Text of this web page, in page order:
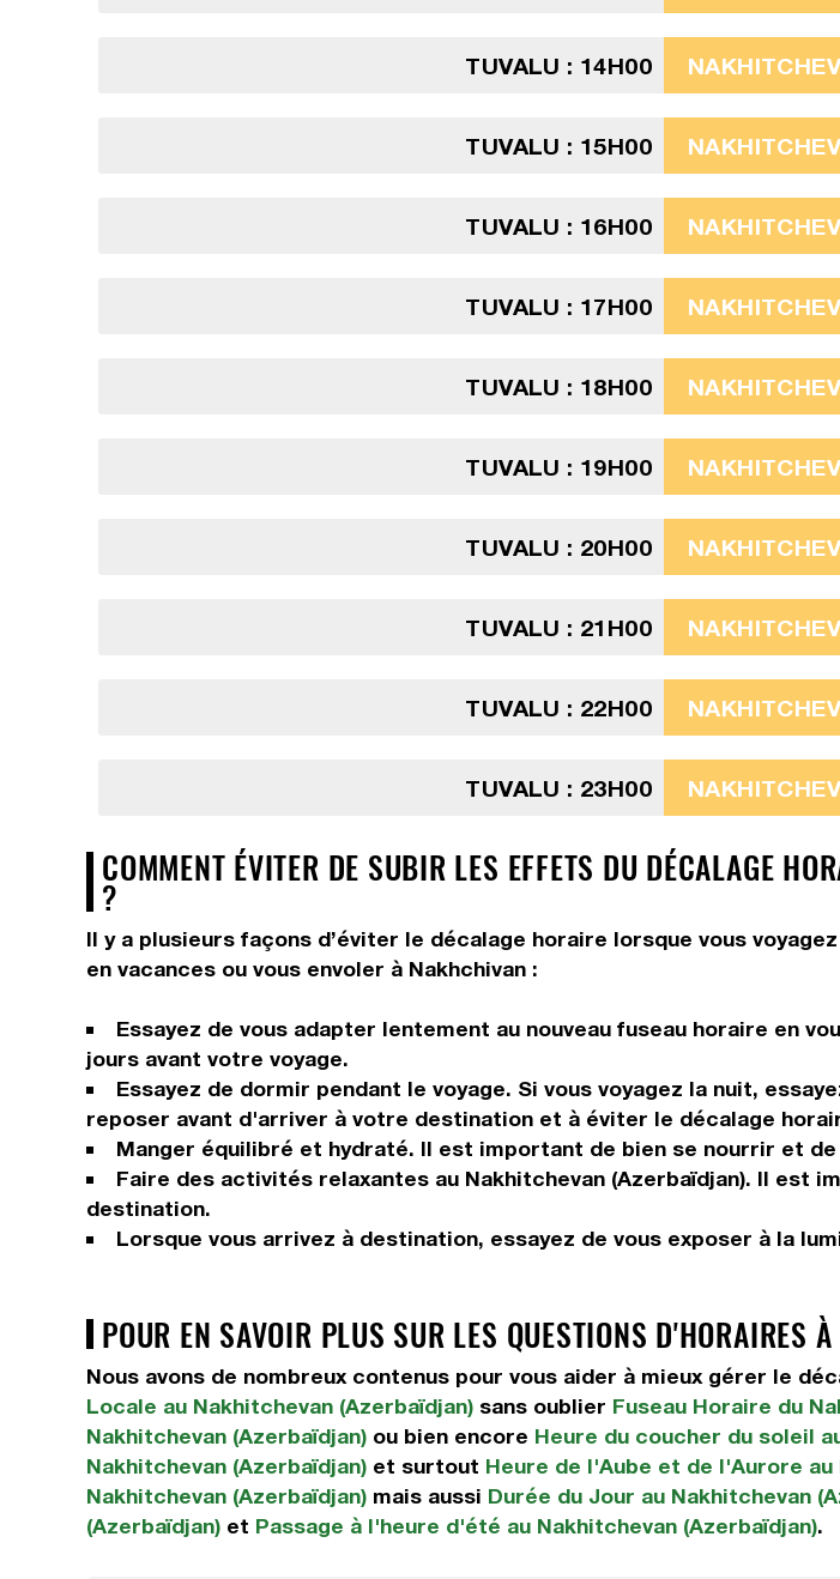
TUVALU : 14H00
TUVALU : 15H00
TUVALU : 16H00
TUVALU : 17H00
TUVALU : 18H00
TUVALU : 19H00
TUVALU : 20H00
TUVALU : 21H00
TUVALU : 22H00
TUVALU : 23H00
COMMENT ÉVITER DE SUBIR LES EFFETS DU DÉCALAGE
?
Il y a plusieurs façons d’éviter le décalage horaire lorsque vous
en vacances ou vous envoler à Nakhchivan :
Essayez de vous adapter lentement au nouveau fuseau horaire en
jours avant votre voyage.
Essayez de dormir pendant le voyage. Si vous voyagez la nuit,
reposer avant d'arriver à votre destination et à éviter le décalage
Manger équilibré et hydraté. Il est important de bien se nourrir et
Faire des activités relaxantes au Nakhitchevan (Azerbaïdjan). Il est
destination.
Lorsque vous arrivez à destination, essayez de vous exposer à la
POUR EN SAVOIR PLUS SUR LES QUESTIONS D'HORAIRES
Nous avons de nombreux contenus pour vous aider à mieux gérer le
Locale au Nakhitchevan (Azerbaïdjan) sans oublier Fuseau Horaire du
Nakhitchevan (Azerbaïdjan) ou bien encore Heure du coucher du soleil
Nakhitchevan (Azerbaïdjan) et surtout Heure de l'Aube et de l'Aurore au
Nakhitchevan (Azerbaïdjan) mais aussi Durée du Jour au Nakhitchevan
(Azerbaïdjan) et Passage à l'heure d'été au Nakhitchevan (Azerbaïdjan).